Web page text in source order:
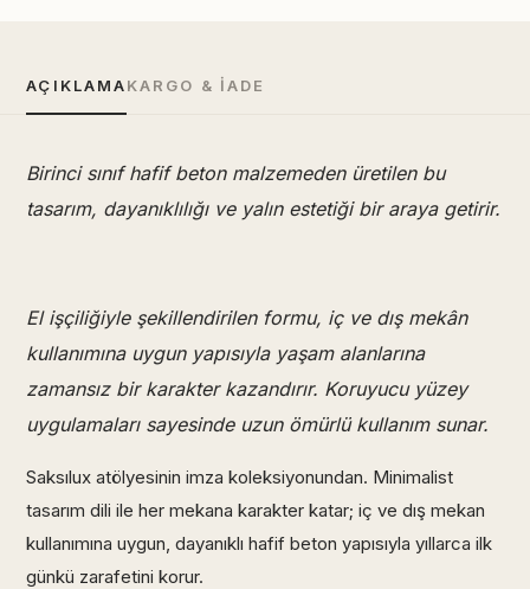
AÇIKLAMAKARGO & İADE
Birinci sınıf hafif beton malzemeden üretilen bu
tasarım, dayanıklılığı ve yalın estetiği bir araya getirir.
El işçiliğiyle şekillendirilen formu, iç ve dış mekân
kullanımına uygun yapısıyla yaşam alanlarına
zamansız bir karakter kazandırır. Koruyucu yüzey
uygulamaları sayesinde uzun ömürlü kullanım sunar.
Saksılux atölyesinin imza koleksiyonundan. Minimalist
tasarım dili ile her mekana karakter katar; iç ve dış mekan
kullanımına uygun, dayanıklı hafif beton yapısıyla yıllarca ilk
günkü zarafetini korur.